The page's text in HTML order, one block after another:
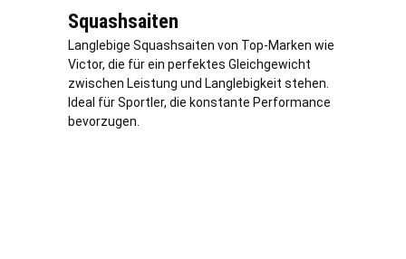
Squashsaiten
Langlebige Squashsaiten von Top-Marken wie
Victor, die für ein perfektes Gleichgewicht
zwischen Leistung und Langlebigkeit stehen.
Ideal für Sportler, die konstante Performance
bevorzugen.